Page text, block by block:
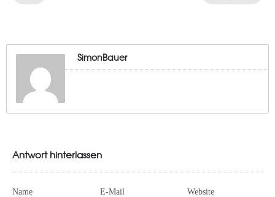
SimonBauer
Antwort hinterlassen
Name E-Mail Website